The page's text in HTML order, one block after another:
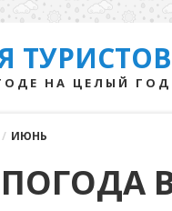
ТУРИСТОВ
НА ЦЕЛЫЙ ГОД
/ ИЮНЬ
ПОГОДА